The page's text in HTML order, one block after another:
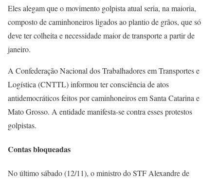
Eles alegam que o movimento golpista atual seria, na maioria,
composto de caminhoneiros ligados ao plantio de grãos, que só
deve ter colheita e necessidade maior de transporte a partir de
janeiro.
A Confederação Nacional dos Trabalhadores em Transportes e
Logística (CNTTL) informou ter consciência de atos
antidemocráticos feitos por caminhoneiros em Santa Catarina e
Mato Grosso. A entidade manifesta-se contra esses protestos
golpistas.
Contas bloqueadas
No último sábado (12/11), o ministro do STF Alexandre de